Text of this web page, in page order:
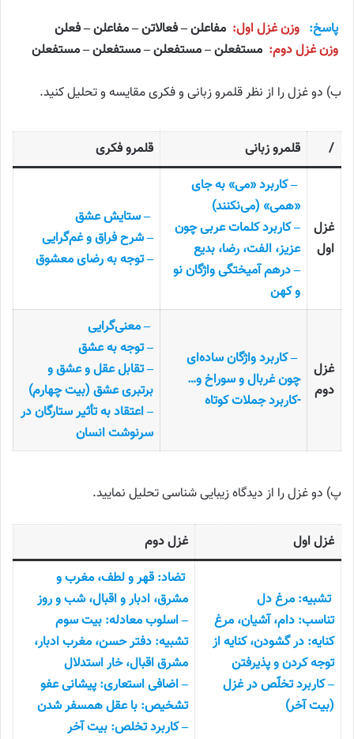
پاسخ: وزن غزل اول: مفاعلن – فعالاتن – مفاعلن – فعلن
وزن غزل دوم: مستفعلن – مستفعلن – مستفعلن – مستفعلن
ب) دو غزل را از نظر قلمرو زبانی و فکری مقایسه و تحلیل کنید.
/ قلمرو زبانی قلمرو فکری
غزل
اول
– کاربرد «می» به جای
«همی» (می‌نکنند)
– کاربرد کلمات عربی چون
عزیز، الفت، رضا، بدیع
– درهم آمیختگی واژگان نو
و کهن
– ستایش عشق
– شرح فراق و غم‌گرایی
– توجه به رضای معشوق
غزل
دوم
– کاربرد واژگان ساده‌ای
چون غربال و سوراخ و…
-کاربرد جملات کوتاه
– معنی‌گرایی
– توجه به عشق
– تقابل عقل و عشق و
برتبری عشق (بیت چهارم)
– اعتقاد به تأثیر ستارگان در
سرنوشت انسان
پ) دو غزل را از دیدگاه زیبایی شناسی تحلیل نمایید.
غزل اول غزل دوم
تشبیه: مرغ دل
تناسب: دام، آشیان، مرغ
کنایه: در گشودن، کنایه از
توجه کردن و پذیرفتن
– کاربرد تخلّص در غزل
(بیت آخر)
تضاد: قهر و لطف، مغرب و
مشرق، ادبار و اقبال، شب و روز
– اسلوب معادله: بیت سوم
تشبیه: دفتر حسن، مغرب ادبار،
مشرق اقبال، خار استدلال
– اضافی استعاری: پیشانی عفو
تشخیص: با عقل همسفر شدن
– کاربرد تخلص: بیت آخر